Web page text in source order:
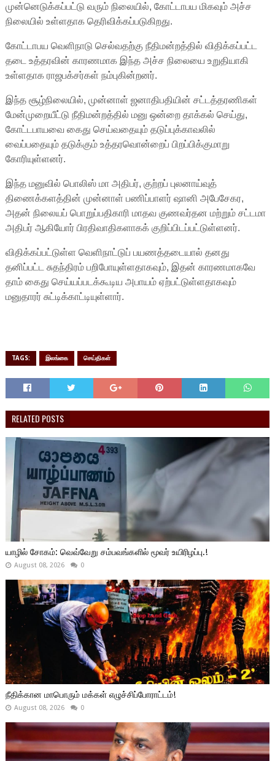
முன்னெடுக்கப்பட்டு வரும் நிலையில், கோட்டாபய மிகவும் அச்ச
நிலையில் உள்ளதாக தெரிவிக்கப்படுகிறது.
கோட்டாபய வெளிநாடு செல்வதற்கு நீதிமன்றத்தில் விதிக்கப்பட்ட
தடை உத்தரவின் காரணமாக இந்த அச்ச நிலையை உறுதியாகி
உள்ளதாக ராஜபக்சர்கள் நம்புகின்றனர்.
இந்த சூழ்நிலையில், முன்னாள் ஜனாதிபதியின் சட்டத்தரணிகள்
மேன்முறையீட்டு நீதிமன்றத்தில் மனு ஒன்றை தாக்கல் செய்து,
கோட்டபாயவை கைது செய்வதையும் தடுப்புக்காவலில்
வைப்பதையும் தடுக்கும் உத்தரவொன்றைப் பிறப்பிக்குமாறு
கோரியுள்ளனர்.
இந்த மனுவில் பொலிஸ் மா அதிபர், குற்றப் புலனாய்வுத்
திணைக்களத்தின் முன்னாள் பணிப்பாளர் ஷானி அபேசேகர,
அதன் நிலையப் பொறுப்பதிகாரி மாதவ குணவர்தன மற்றும் சட்டமா
அதிபர் ஆகியோர் பிரதிவாதிகளாகக் குறிப்பிடப்பட்டுள்ளனர்.
விதிக்கப்பட்டுள்ள வெளிநாட்டுப் பயணத்தடையால் தனது
தனிப்பட்ட சுதந்திரம் பறிபோயுள்ளதாகவும், இதன் காரணமாகவே
தாம் கைது செய்யப்படக்கூடிய அபாயம் ஏற்பட்டுள்ளதாகவும்
மனுதாரர் சுட்டிக்காட்டியுள்ளார்.
TAGS: இலங்கை செய்திகள்
RELATED POSTS
யாழில் சோகம்: வெவ்வேறு சம்பவங்களில் மூவர் உயிரிழப்பு.!
August 08, 2026 0
நீதிக்கான மாபொரும் மக்கள் எழுச்சிப்போராட்டம்!
August 08, 2026 0